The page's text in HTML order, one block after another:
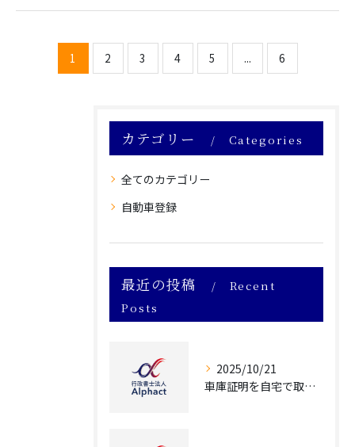
1 2 3 4 5 ... 6
カテゴリー Categories
全てのカテゴリー
自動車登録
最近の投稿
Recent
Posts
2025/10/21
車庫証明を自宅で取得する愛知県安城市の手続き完全ガイド